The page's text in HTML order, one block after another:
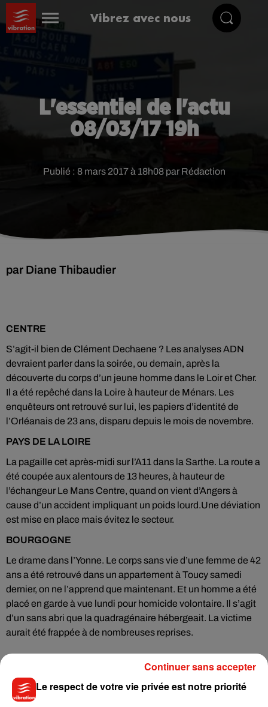
Vibrez avec nous
L'essentiel de l'actu
08/03/17 19h
Publié : 8 mars 2017 à 18h08 par Rédaction
par Diane Thibaudier
CENTRE
S’agit-il bien de Clément Dechaene ? Les analyses ADN
devraient parler dans la soirée, ou demain, après la
découverte du corps d’un jeune homme dans le Loir et Cher.
Il a été repêché dans la Loire à hauteur de Ménars. Les
enquêteurs ont retrouvé sur lui, les papiers d’identité de
l’Orléanais de 23 ans, disparu depuis le mois de novembre.
PAYS DE LA LOIRE
La pagaille cet après-midi sur l’A11 dans la Sarthe. La route a
été coupée aux alentours de 13 heures, à hauteur de
l’échangeur Le Mans Centre, quand on vient d’Angers à
cause d’un accident impliquant un poids lourd.Une déviation
est mise en place mais évitez le secteur.
BOURGOGNE
Le drame dans l’Yonne. Le corps sans vie d’une femme de 42
ans a été retrouvé dans un appartement à Toucy samedi
dernier, on ne l’apprend que maintenant. Et un homme a été
placé en garde à vue lundi pour homicide volontaire. Il s’agit
d’un sans abri que la quadragénaire hébergeait. La victime
aurait été frappée à de nombreuses reprises.
MusiqueLe respect de votre vie privée est notre priorité
Continuer sans accepter